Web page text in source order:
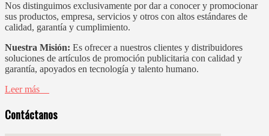
Nos distinguimos exclusivamente por dar a conocer y promocionar
sus productos, empresa, servicios y otros con altos estándares de
calidad, garantía y cumplimiento.
Nuestra Misión: Es ofrecer a nuestros clientes y distribuidores
soluciones de artículos de promoción publicitaria con calidad y
garantía, apoyados en tecnología y talento humano.
Leer más
Contáctanos